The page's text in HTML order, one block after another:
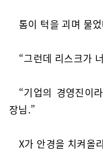
톰이 턱을 괴며 물
“그런데 리스크가
“기업의 경영진이
장님.”
X가 안경을 치켜올